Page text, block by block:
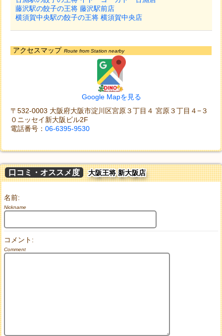
藤沢駅の餃子の王将 藤沢駅前店
横須賀中央駅の餃子の王将 横須賀中央店
アクセスマップ Route from Station nearby
Google Mapを見る
〒532-0003 大阪府大阪市淀川区宮原３丁目４ 宮原３丁目４−３
０ニッセイ新大阪ビル2F
電話番号： 06-6395-9530
口コミ・オススメ度 大阪王将 新大阪店
名前:
Nickname
コメント:
Comment